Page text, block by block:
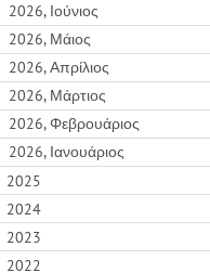
2026, Ιούνιος
2026, Μάιος
2026, Απρίλιος
2026, Μάρτιος
2026, Φεβρουάριος
2026, Ιανουάριος
2025
2024
2023
2022